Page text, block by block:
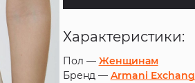
Характеристики:
Пол — Женщинам
Бренд — Armani